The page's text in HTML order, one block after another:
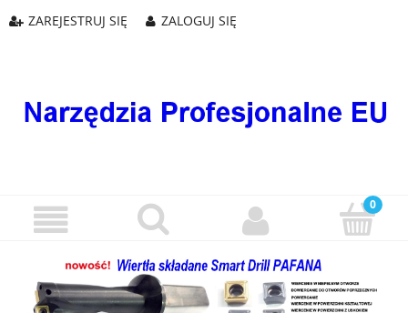
ZAREJESTRUJ SIĘ ZALOGUJ SIĘ